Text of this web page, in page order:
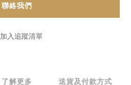
聯絡我們
加入追蹤清單
了解更多 送貨及付款方式